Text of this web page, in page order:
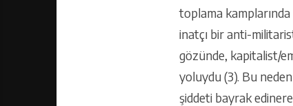
toplama kamplarında
inatçı bir anti-
gözünde, kapitalist/
yoluydu (3). Bu
şiddeti bayrak